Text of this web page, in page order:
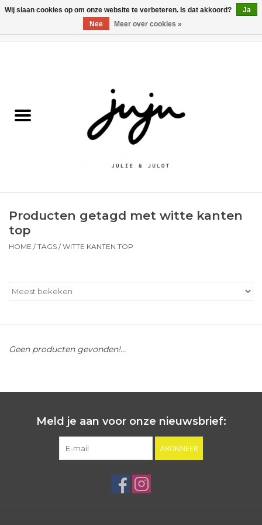
Kledij jongens
Schoenen
Outlet
Cadeaubonnen
Producten getagd met witte kanten
top
HOME /TAGS /WITTE KANTEN TOP
Geen producten gevonden!...
Meld je aan voor onze nieuwsbrief:
ABONNEER
Wij slaan cookies op om onze website te verbeteren. Is dat akkoord?
Ja
Nee
Meer over cookies »